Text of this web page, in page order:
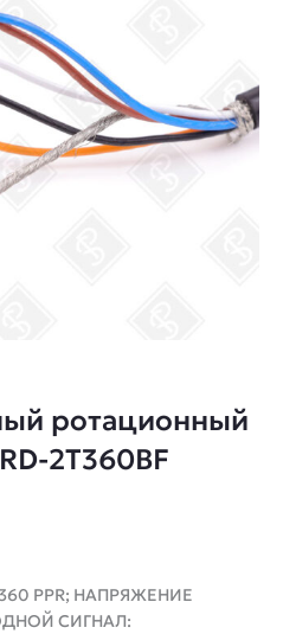
ротационный
2T360BF
PPR; НАПРЯЖЕНИЕ
СИГНАЛ: